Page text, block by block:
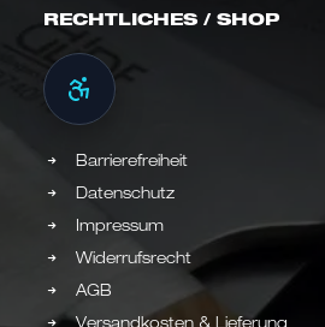
RECHTLICHES / SHOP
Barrierefreiheit
Datenschutz
Impressum
Widerrufsrecht
AGB
Versandkosten & Lieferung